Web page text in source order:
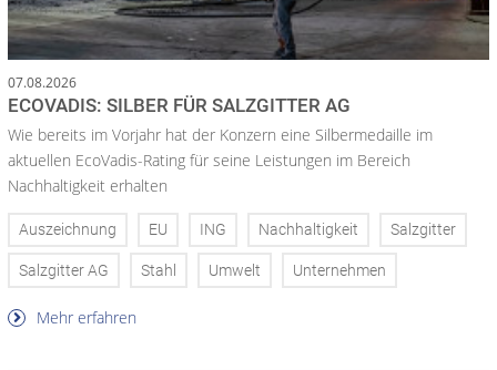
07.08.2026
ECOVADIS: SILBER FÜR SALZGITTER AG
Wie bereits im Vorjahr hat der Konzern eine Silbermedaille im
aktuellen EcoVadis-Rating für seine Leistungen im Bereich
Nachhaltigkeit erhalten
Auszeichnung EU ING Nachhaltigkeit Salzgitter
Salzgitter AG Stahl Umwelt Unternehmen
Mehr erfahren